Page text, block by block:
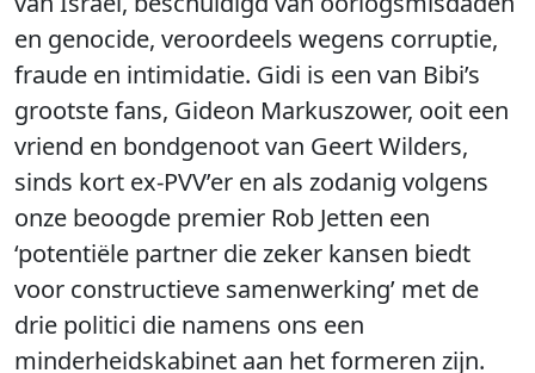
en genocide, veroordeels wegens corruptie,
fraude en intimidatie. Gidi is een van Bibi’s
grootste fans, Gideon Markuszower, ooit een
vriend en bondgenoot van Geert Wilders,
sinds kort ex-PVV’er en als zodanig volgens
onze beoogde premier Rob Jetten een
‘potentiële partner die zeker kansen biedt
voor constructieve samenwerking’ met de
drie politici die namens ons een
minderheidskabinet aan het formeren zijn.